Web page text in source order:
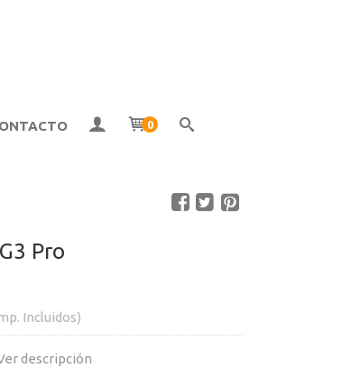
0
Pro
Incluidos)
descripción